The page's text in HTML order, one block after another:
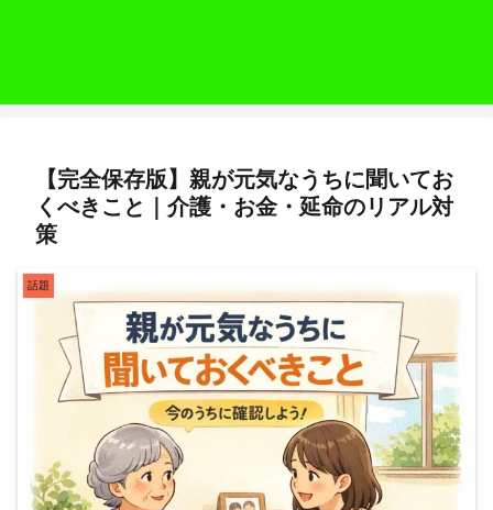
【完全保存版】親が元気なうちに聞いてお
くべきこと｜介護・お金・延命のリアル対
策
話題